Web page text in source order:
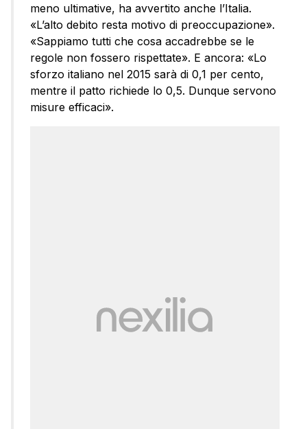
meno ultimative, ha avvertito anche l’Italia.
«L’alto debito resta motivo di preoccupazione».
«Sappiamo tutti che cosa accadrebbe se le
regole non fossero rispettate». E ancora: «Lo
sforzo italiano nel 2015 sarà di 0,1 per cento,
mentre il patto richiede lo 0,5. Dunque servono
misure efficaci».